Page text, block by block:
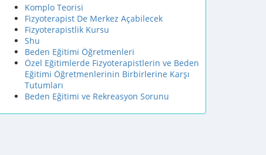
Komplo Teorisi
Fizyoterapist De Merkez Açabilecek
Fizyoterapistlik Kursu
Shu
Beden Eğitimi Öğretmenleri
Özel Eğitimlerde Fizyoterapistlerin ve Beden
Eğitimi Öğretmenlerinin Birbirlerine Karşı
Tutumları
Beden Eğitimi ve Rekreasyon Sorunu